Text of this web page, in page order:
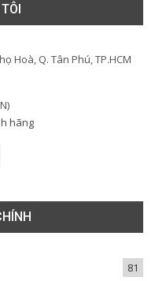
Hoà, Q. Tân Phú, TP.HCM
hãng
81